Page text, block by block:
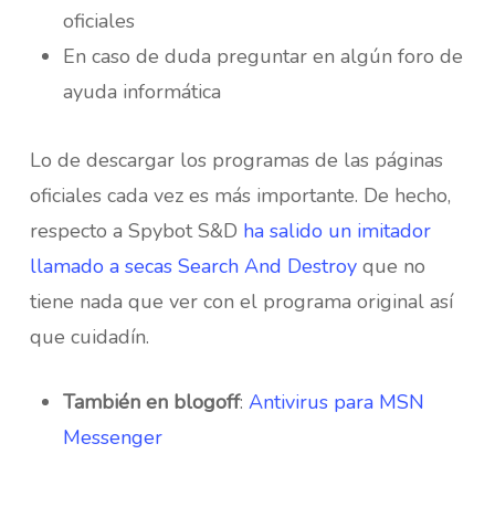
oficiales
En caso de duda preguntar en algún foro de
ayuda informática
Lo de descargar los programas de las páginas
oficiales cada vez es más importante. De hecho,
respecto a Spybot S&D ha salido un imitador
llamado a secas Search And Destroyque no
tiene nada que ver con el programa original así
que cuidadín.
También en blogoff: Antivirus para MSN
Messenger